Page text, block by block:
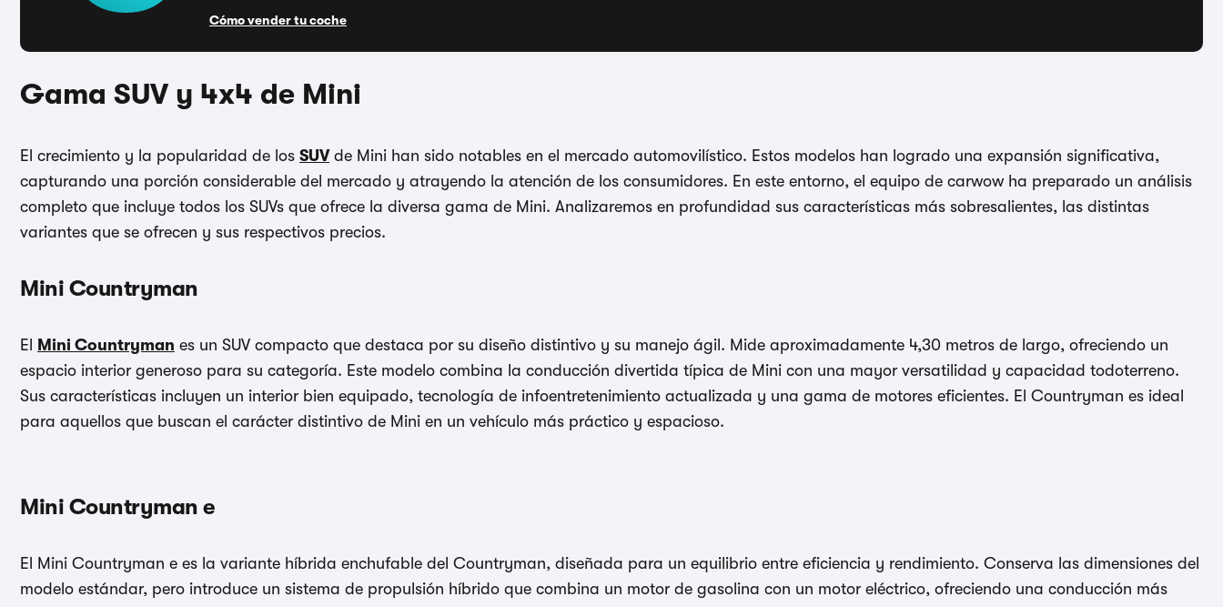
Cómo vender tu coche
Gama SUV y 4x4 de Mini
El crecimiento y la popularidad de los SUVde Mini han sido notables en el mercado automovilístico. Estos modelos han logrado una expansión significativa,
capturando una porción considerable del mercado y atrayendo la atención de los consumidores. En este entorno, el equipo de carwow ha preparado un análisis
completo que incluye todos los SUVs que ofrece la diversa gama de Mini. Analizaremos en profundidad sus características más sobresalientes, las distintas
variantes que se ofrecen y sus respectivos precios.
Mini Countryman
El Mini Countryman es un SUV compacto que destaca por su diseño distintivo y su manejo ágil. Mide aproximadamente 4,30 metros de largo, ofreciendo un
espacio interior generoso para su categoría. Este modelo combina la conducción divertida típica de Mini con una mayor versatilidad y capacidad todoterreno.
Sus características incluyen un interior bien equipado, tecnología de infoentretenimiento actualizada y una gama de motores eficientes. El Countryman es ideal
para aquellos que buscan el carácter distintivo de Mini en un vehículo más práctico y espacioso.
Mini Countryman e
El Mini Countryman e es la variante híbrida enchufable del Countryman, diseñada para un equilibrio entre eficiencia y rendimiento. Conserva las dimensiones del
modelo estándar, pero introduce un sistema de propulsión híbrido que combina un motor de gasolina con un motor eléctrico, ofreciendo una conducción más